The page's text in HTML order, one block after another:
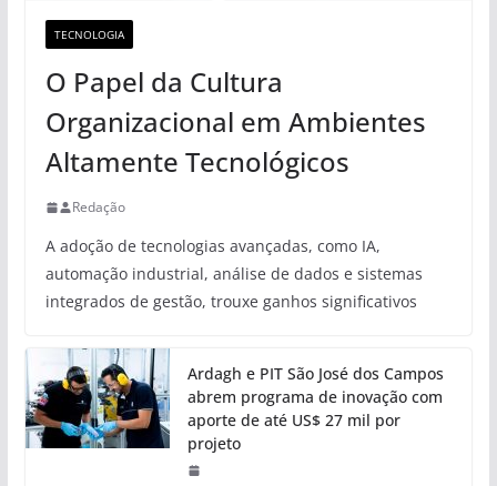
TECNOLOGIA
O Papel da Cultura
Organizacional em Ambientes
Altamente Tecnológicos
Redação
A adoção de tecnologias avançadas, como IA,
automação industrial, análise de dados e sistemas
integrados de gestão, trouxe ganhos significativos
Ardagh e PIT São José dos Campos
abrem programa de inovação com
aporte de até US$ 27 mil por
projeto